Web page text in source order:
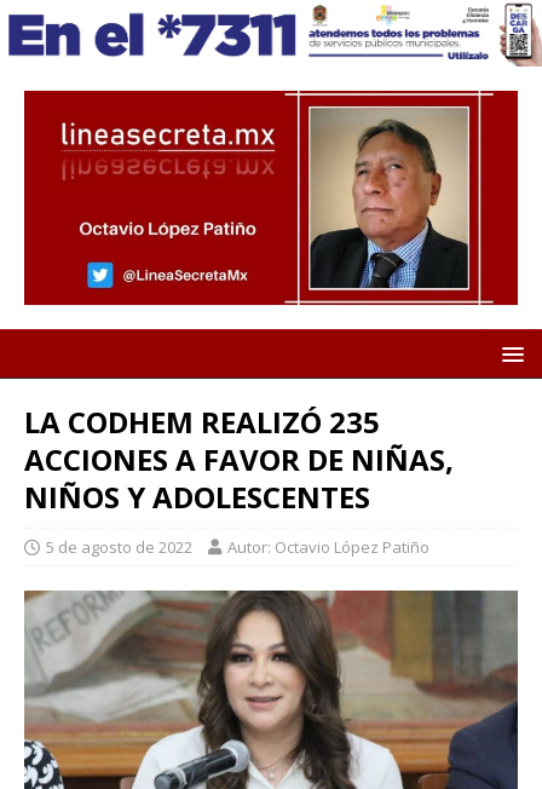
LA CODHEM REALIZÓ 235
ACCIONES A FAVOR DE NIÑAS,
NIÑOS Y ADOLESCENTES
5 de agosto de 2022 Autor: Octavio López Patiño